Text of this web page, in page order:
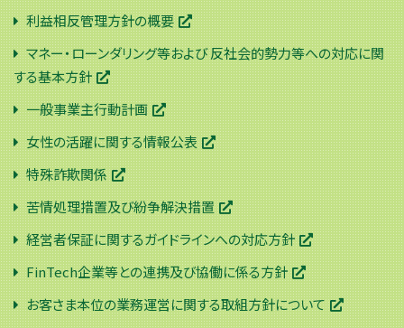
利益相反管理方針の概要
マネー・ローンダリング等および 反社会的勢力等への対応に関
する基本方針
一般事業主行動計画
女性の活躍に関する情報公表
特殊詐欺関係
苦情処理措置及び紛争解決措置
経営者保証に関するガイドラインへの対応方針
FinTech企業等との連携及び協働に係る方針
お客さま本位の業務運営に関する取組方針について